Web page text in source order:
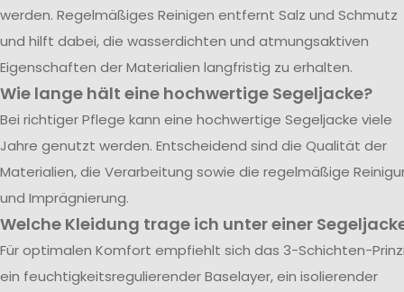
werden. Regelmäßiges Reinigen entfernt Salz und Schmutz
und hilft dabei, die wasserdichten und atmungsaktiven
Eigenschaften der Materialien langfristig zu erhalten.
Wie lange hält eine hochwertige Segeljacke?
Bei richtiger Pflege kann eine hochwertige Segeljacke viele
Jahre genutzt werden. Entscheidend sind die Qualität der
Materialien, die Verarbeitung sowie die regelmäßige
und Imprägnierung.
Welche Kleidung trage ich unter einer
Für optimalen Komfort empfiehlt sich das 3-Schichten-
ein feuchtigkeitsregulierender Baselayer, ein isolierender